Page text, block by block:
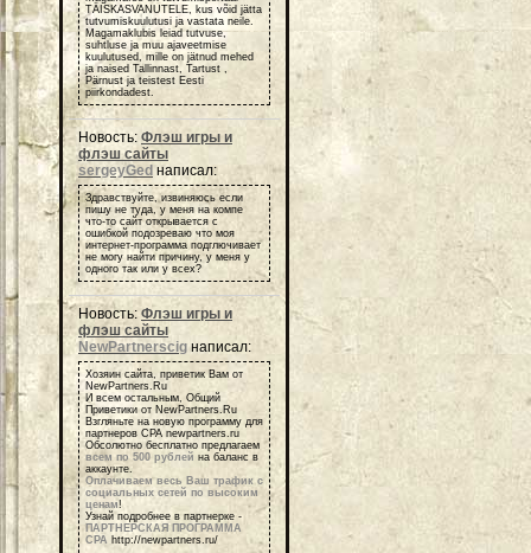
TÄISKASVANUTELE, kus võid jätta
tutvumiskuulutusi ja vastata neile.
Magamaklubis leiad tutvuse,
suhtluse ja muu ajaveetmise
kuulutused, mille on jätnud mehed
ja naised Tallinnast, Tartust ,
Pärnust ja teistest Eesti
piirkondadest.
Новость: Флэш игры и
флэш сайты
sergeyGed написал:
Здравствуйте, извиняюсь если
пишу не туда, у меня на компе
что-то сайт открывается с
ошибкой подозреваю что моя
интернет-программа подглючивает
не могу найти причину, у меня у
одного так или у всех?
Новость: Флэш игры и
флэш сайты
NewPartnerscig написал:
Хозяин сайта, приветик Вам от
NewPartners.Ru
И всем остальным, Общий
Приветики от NewPartners.Ru
Взгляньте на новую программу для
партнеров СРА newpartners.ru
Обсолютно бесплатно предлагаем
всем по 500 рублей на баланс в
аккаунте.
Оплачиваем весь Ваш трафик с
социальных сетей по высоким
ценам!
Узнай подробнее в партнерке -
ПАРТНЕРСКАЯ ПРОГРАММА
СРА http://newpartners.ru/